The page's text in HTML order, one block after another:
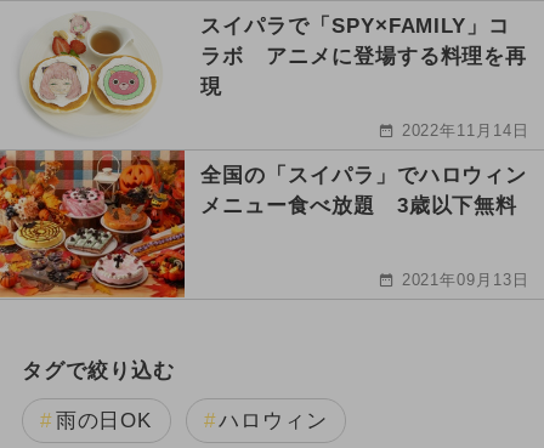
スイパラで「SPY×FAMILY」コ
ラボ アニメに登場する料理を再
現
2022年11月14日
全国の「スイパラ」でハロウィン
メニュー食べ放題 3歳以下無料
2021年09月13日
タグで絞り込む
雨の日OK ハロウィン